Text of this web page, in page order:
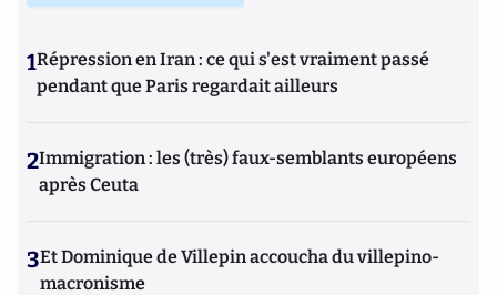
1Répression en Iran : ce qui s'est vraiment passé
pendant que Paris regardait ailleurs
2Immigration : les (très) faux-semblants européens
après Ceuta
3Et Dominique de Villepin accoucha du villepino-
macronisme